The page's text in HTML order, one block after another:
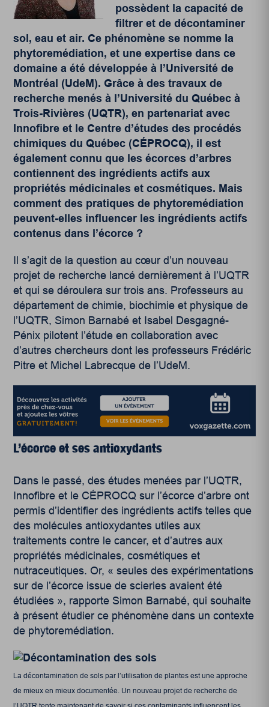
possèdent la capacité de
filtrer et de décontaminer
sol, eau et air. Ce phénomène se nomme la
phytoremédiation, et une expertise dans ce
domaine a été développée à l’Université de
Montréal (UdeM). Grâce à des travaux de
recherche menés à l’Université du Québec à
Trois-Rivières (UQTR), en partenariat avec
Innofibre et le Centre d’études des procédés
chimiques du Québec (CÉPROCQ), il est
également connu que les écorces d’arbres
contiennent des ingrédients actifs aux
propriétés médicinales et cosmétiques. Mais
comment des pratiques de phytoremédiation
peuvent-elles influencer les ingrédients actifs
contenus dans l’écorce ?
Il s’agit de la question au cœur d’un nouveau
projet de recherche lancé dernièrement à l’UQTR
et qui se déroulera sur trois ans. Professeurs au
département de chimie, biochimie et physique de
l’UQTR, Simon Barnabé et Isabel Desgagné-
Pénix pilotent l’étude en collaboration avec
d’autres chercheurs dont les professeurs Frédéric
Pitre et Michel Labrecque de l’UdeM.
L’écorce et ses antioxydants
Dans le passé, des études menées par l’UQTR,
Innofibre et le CÉPROCQ sur l’écorce d’arbre ont
permis d’identifier des ingrédients actifs telles que
des molécules antioxydantes utiles aux
traitements contre le cancer, et d’autres aux
propriétés médicinales, cosmétiques et
nutraceutiques. Or, « seules des expérimentations
sur de l’écorce issue de scieries avaient été
étudiées », rapporte Simon Barnabé, qui souhaite
à présent étudier ce phénomène dans un contexte
de phytoremédiation.
La décontamination de sols par l’utilisation de plantes est une approche
de mieux en mieux documentée. Un nouveau projet de recherche de